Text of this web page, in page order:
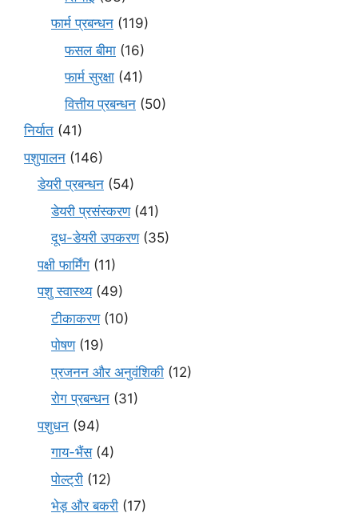
फार्म प्रबन्धन (119)
फसल बीमा (16)
फार्म सुरक्षा (41)
वित्तीय प्रबन्धन (50)
निर्यात (41)
पशुपालन (146)
डेयरी प्रबन्धन (54)
डेयरी प्रसंस्करण(41)
दूध-डेयरी उपकरण(35)
पक्षी फार्मिंग (11)
पशु स्वास्थ्य(49)
टीकाकरण(10)
पोषण(19)
प्रजनन और अनुवंशिकी (12)
रोग प्रबन्धन (31)
पशुधन (94)
गाय-भैंस(4)
पोल्ट्री (12)
भेड़ और बकरी (17)